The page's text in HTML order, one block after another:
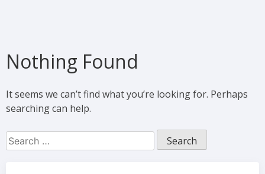
Nothing Found
It seems we can’t find what you’re looking for. Perhaps
searching can help.